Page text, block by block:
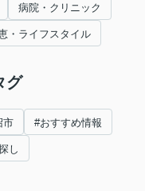
病院・クリニック
・ライフスタイル
グ
市 #おすすめ情報
し